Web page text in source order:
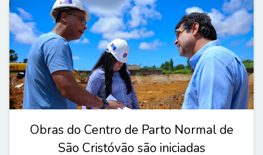
Obras do Centro de Parto Normal de
São Cristóvão são iniciadas